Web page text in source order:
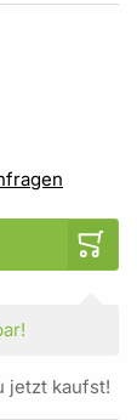
jetzt kaufst!